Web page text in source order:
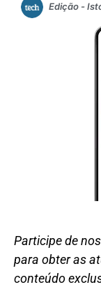
Edição -
Participe de
para obter as
conteúdo